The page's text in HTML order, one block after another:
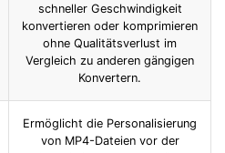
schneller Geschwindigkeit
konvertieren oder komprimieren
ohne Qualitätsverlust im
Vergleich zu anderen gängigen
Konvertern.
Ermöglicht die Personalisierung
von MP4-Dateien vor der